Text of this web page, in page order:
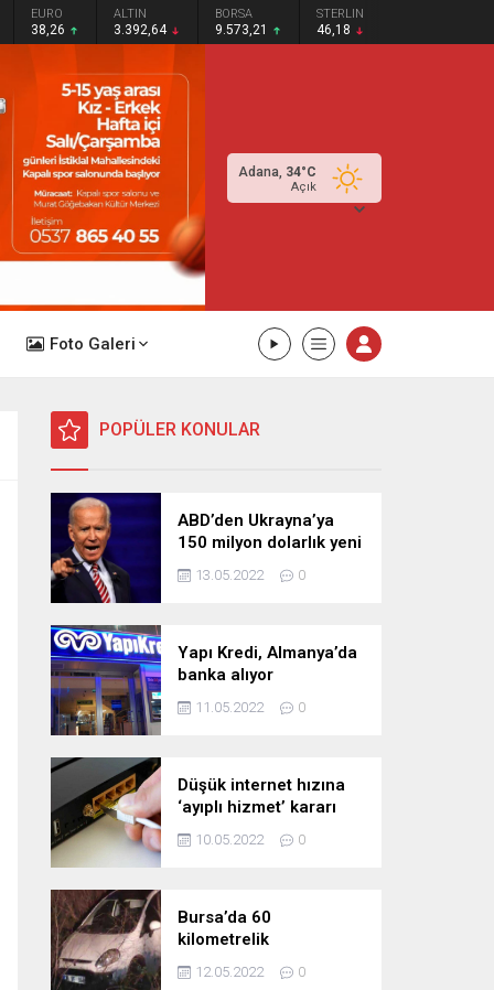
EURO
38,26
ALTIN
3.392,64
BORSA
9.573,21
STERLIN
46,18
Adana, 34°C
Açık
Foto Galeri
POPÜLER KONULAR
ABD’den Ukrayna’ya
150 milyon dolarlık yeni
askeri yardım
13.05.2022 0
Yapı Kredi, Almanya’da
banka alıyor
11.05.2022 0
Düşük internet hızına
‘ayıplı hizmet’ kararı
10.05.2022 0
Bursa’da 60
kilometrelik
kovalamaca!
12.05.2022 0